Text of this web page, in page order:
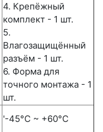
4. Крепёжный
комплект - 1 шт.
5.
Влагозащищённый
разъём - 1 шт.
6. Форма для
точного монтажа - 1
шт.
'-45°С ~ +60°С